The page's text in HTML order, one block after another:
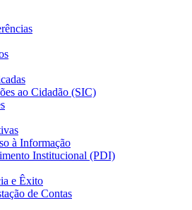
ao Cidadão (SIC)
à Informação
Institucional (PDI)
e Êxito
de Contas